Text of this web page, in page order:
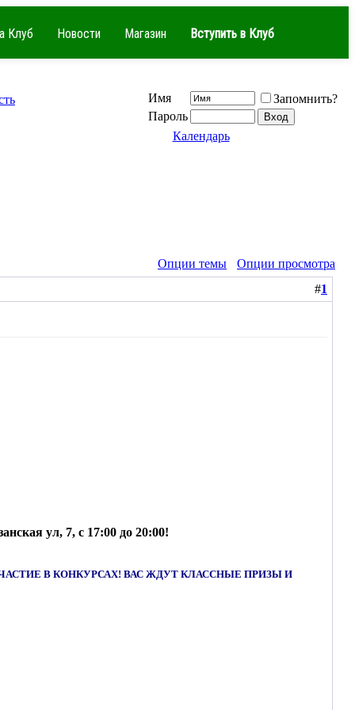
Клуб Новости Магазин Вступить в Клуб
Имя
Запомнить?
Пароль
Календарь
Опции темы
Опции просмотра
#1
ул, 7, с 17:00 до 20:00!
В КОНКУРСАХ! ВАС ЖДУТ КЛАССНЫЕ ПРИЗЫ И